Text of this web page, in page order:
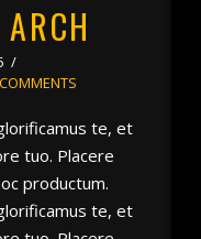
te, et
tuo. Placere
productum.
te, et